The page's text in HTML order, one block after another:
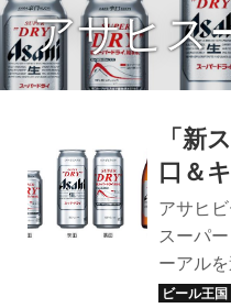
アサヒス
「新
口＆
ごた
パー
で初
アサヒ
スーパ
ーアル
コミュ